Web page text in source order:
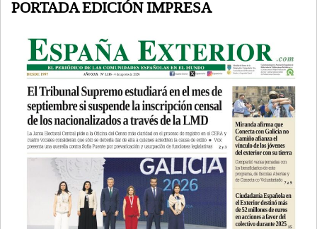
PORTADA EDICIÓN IMPRESA